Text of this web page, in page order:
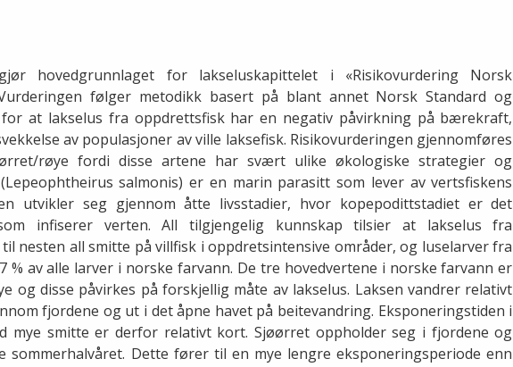
hovedgrunnlaget for lakseluskapittelet i «Risikovurdering Norsk
følger metodikk basert på blant annet Norsk Standard og
at lakselus fra oppdrettsfisk har en negativ påvirkning på bærekraft,
av populasjoner av ville laksefisk. Risikovurderingen gjennomføres
røye fordi disse artene har svært ulike økologiske strategier og
salmonis) er en marin parasitt som lever av vertsfiskens
utvikler seg gjennom åtte livsstadier, hvor kopepodittstadiet er det
infiserer verten. All tilgjengelig kunnskap tilsier at lakselus fra
nesten all smitte på villfisk i oppdretsintensive områder, og luselarver fra
av alle larver i norske farvann. De tre hovedvertene i norske farvann er
og disse påvirkes på forskjellig måte av lakselus. Laksen vandrer relativt
fjordene og ut i det åpne havet på beitevandring. Eksponeringstiden i
mye smitte er derfor relativt kort. Sjøørret oppholder seg i fjordene og
sommerhalvåret. Dette fører til en mye lengre eksponeringsperiode enn